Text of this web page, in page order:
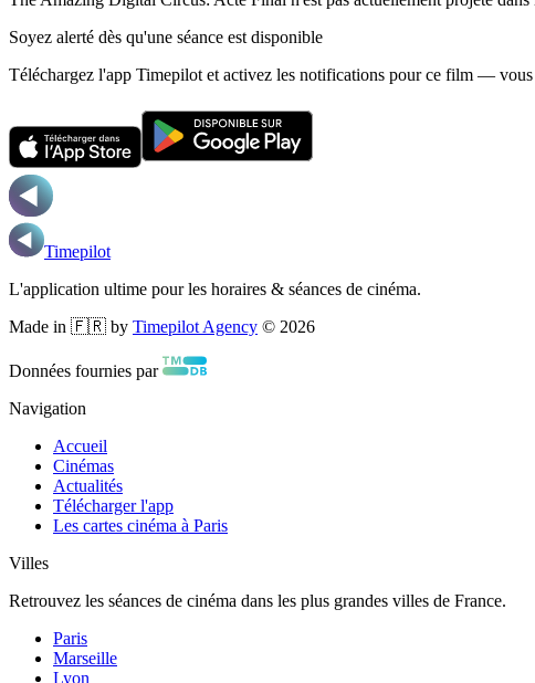
Soyez alerté dès qu'une séance est disponible
Téléchargez l'app Timepilot et activez les notifications pour ce film — vous
Timepilot
L'application ultime pour les horaires & séances de cinéma.
Made in 🇫🇷 by Timepilot Agency © 2026
Données fournies par
Navigation
Accueil
Cinémas
Actualités
Télécharger l'app
Les cartes cinéma à Paris
Villes
Retrouvez les séances de cinéma dans les plus grandes villes de France.
Paris
Marseille
Lyon